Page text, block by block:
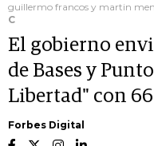
guillermo francos y martin
C
El gobierno
de Bases y
Libertad" con
Forbes Digital